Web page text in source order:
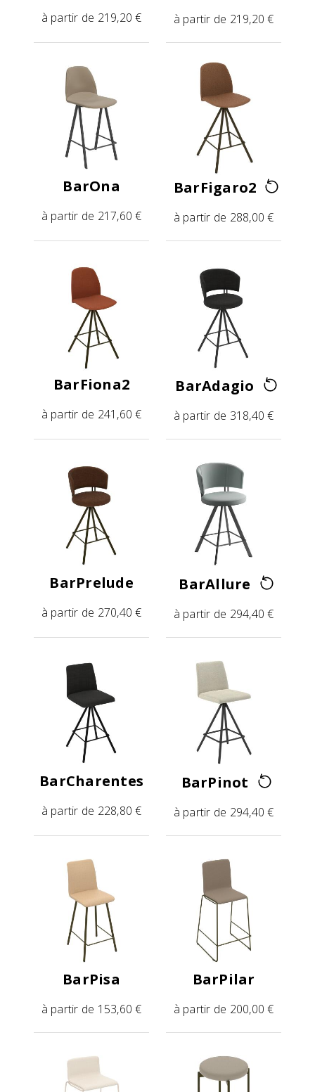
à partir de 219,20 € à partir de 219,20 €
BarOna
à partir de 217,60 €
BarFigaro2
à partir de 288,00 €
BarFiona2
à partir de 241,60 €
BarAdagio
à partir de 318,40 €
BarPrelude
à partir de 270,40 €
BarAllure
à partir de 294,40 €
BarCharentes
à partir de 228,80 €
BarPinot
à partir de 294,40 €
BarPisa
à partir de 153,60 €
BarPilar
à partir de 200,00 €